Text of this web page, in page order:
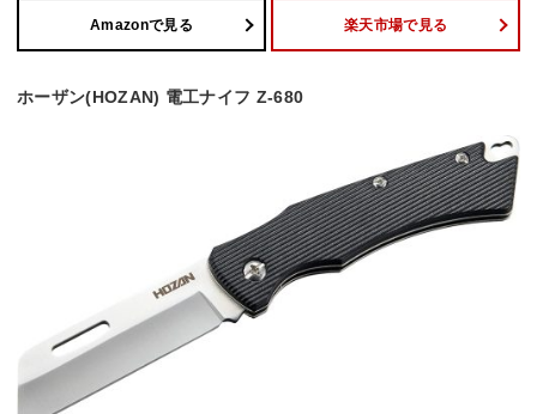
Amazonで見る 楽天市場で見る
ホーザン(HOZAN) 電工ナイフ Z-680